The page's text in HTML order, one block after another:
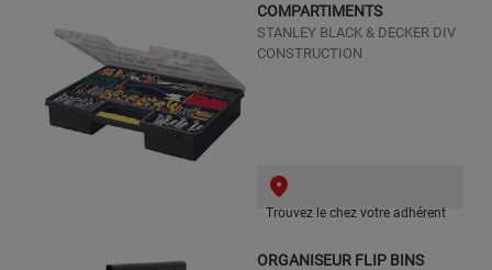
COMPARTIMENTS
STANLEY BLACK & DECKER DIV
CONSTRUCTION
Trouvez le chez votre adhérent
ORGANISEUR FLIP BINS